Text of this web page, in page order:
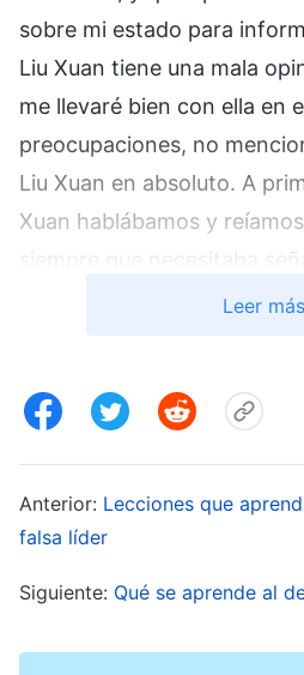
sobre mi estado para
Liu Xuan tiene una mala
me llevaré bien con ella en
preocupaciones, no
Liu Xuan en absoluto. A
Xuan hablábamos y
siempre que necesitaba
anticipaba constantemente
lamentable y agobiante! En
esclarecimiento y guía para
misma y liberarme de las
Leer más
Anterior: Lecciones que
falsa líder
Siguiente: Qué se aprende al